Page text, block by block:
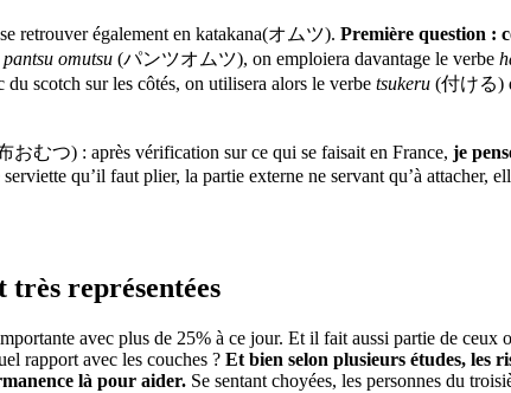
retrouver également en katakana(オムツ). Première question :
pantsu omutsu (パンツオムツ), on emploiera davantage le verbe
scotch sur les côtés, on utilisera alors le verbe tsukeru (付ける)
おむつ) : après vérification sur ce qui se faisait en France, je
serviette qu’il faut plier, la partie externe ne servant qu’à
très représentées
avec plus de 25% à ce jour. Et il fait aussi partie de
rapport avec les couches ? Et bien selon plusieurs études, les
là pour aider. Se sentant choyées, les personnes du